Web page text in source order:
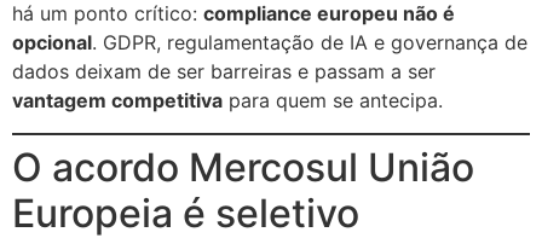
há um ponto crítico: compliance europeu não é
opcional. GDPR, regulamentação de IA e governança de
dados deixam de ser barreiras e passam a ser
vantagem competitiva para quem se antecipa.
O acordo Mercosul União
Europeia é seletivo